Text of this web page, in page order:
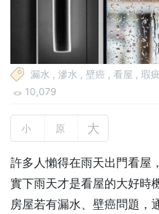
漏水 , 滲水 , 壁癌 , 看屋 , 瑕
10,079
小 原 大
許多人懶得在雨天出門看屋
實下雨天才是看屋的大好時
房屋若有漏水、壁癌問題，